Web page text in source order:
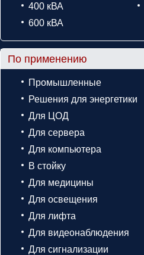
400 кВА
600 кВА
По применению
Промышленные
Решения для энергетики
Для ЦОД
Для сервера
Для компьютера
В стойку
Для медицины
Для освещения
Для лифта
Для видеонаблюдения
Для сигнализации